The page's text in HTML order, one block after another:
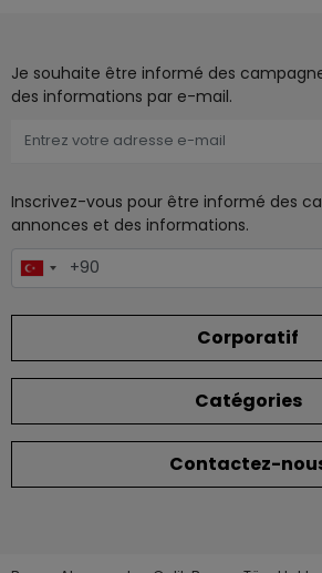
Je souhaite être informé des
des informations par e-mail.
Inscrivez-vous pour être informé des
annonces et des informations.
Corporatif
Catégories
Contactez-